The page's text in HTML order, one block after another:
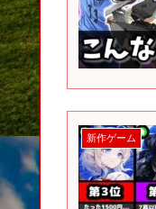
新作ゲーム